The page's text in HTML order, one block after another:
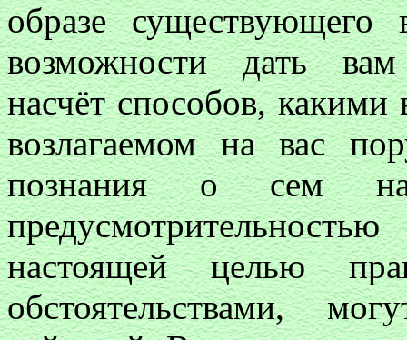
образе
возможности дать вам
насчёт способов,
возлагаемом на вас
познания о сем
настоящей целью
обстоятельствами,